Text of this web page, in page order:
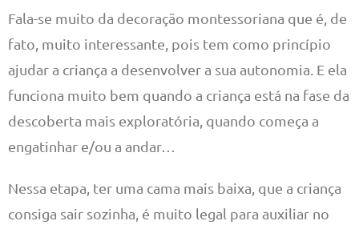
Fala-se muito da decoração montessoriana que é, de
fato, muito interessante, pois tem como princípio
ajudar a criança a desenvolver a sua autonomia. E ela
funciona muito bem quando a criança está na fase da
descoberta mais exploratória, quando começa a
engatinhar e/ou a andar…
Nessa etapa, ter uma cama mais baixa, que a criança
consiga sair sozinha, é muito legal para auxiliar no